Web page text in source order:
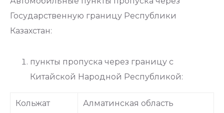
Государственную границу Республики
Казахстан:
пункты пропуска через границу с
Китайской Народной Республикой:
Кольжат Алматинская область